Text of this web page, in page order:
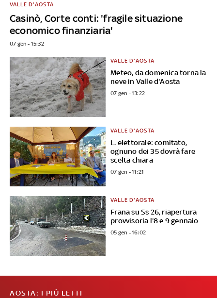
Casinò, Corte conti: 'fragile situazione
economico finanziaria'
VALLE D'AOSTA
07 gen - 15:32
Meteo, da domenica torna la
neve in Valle d'Aosta
VALLE D'AOSTA
07 gen - 13:22
L. elettorale: comitato,
ognuno dei 35 dovrà fare
scelta chiara
VALLE D'AOSTA
07 gen - 11:21
Frana su Ss 26, riapertura
provvisoria l'8 e 9 gennaio
VALLE D'AOSTA
05 gen - 16:02
AOSTA: I PIÙ LETTI